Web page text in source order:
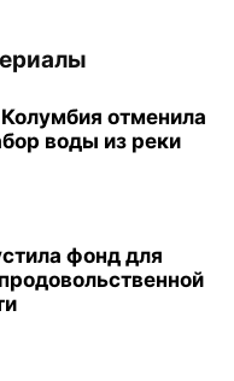
отменила
воды из реки
фонд для